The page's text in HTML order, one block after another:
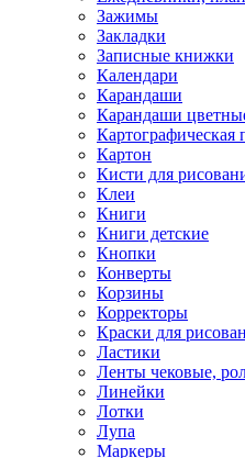
Зажимы
Закладки
Записные книжки
Календари
Карандаши
Карандаши
Картографическая
Картон
Кисти для
Клеи
Книги
Книги детские
Кнопки
Конверты
Корзины
Корректоры
Краски для
Ластики
Ленты чековые,
Линейки
Лотки
Лупа
Маркеры